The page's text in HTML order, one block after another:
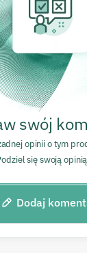
swój
opinii o tym
się swoją
Dodaj